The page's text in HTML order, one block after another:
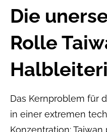
Die
Rolle
Das Kernproblem für
in einer extremen
Konzentration: